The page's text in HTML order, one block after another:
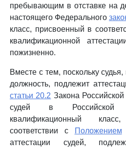
пребывающим в отставке на
настоящего Федерального
класс, присвоенный в
квалификационной
пожизненно.
Вместе с тем, поскольку
должность, подлежит
статьи 20.2 Закона
судей в Российской
квалификационный
соответствии с
Положением
аттестации судей,